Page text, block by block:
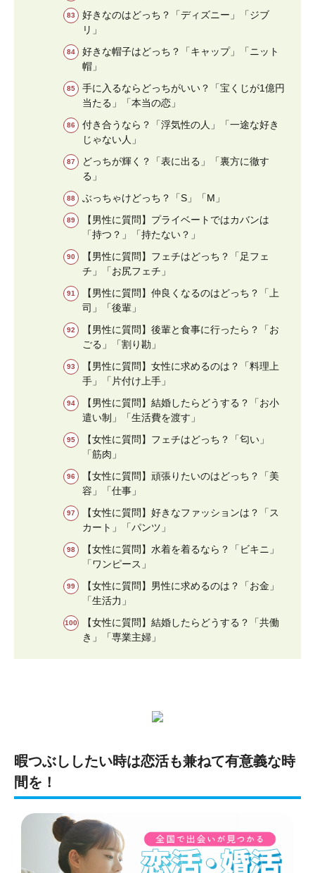
好きなのはどっち？「ディズニー」「ジブ
リ」
好きな帽子はどっち？「キャップ」「ニット
帽」
手に入るならどっちがいい？「宝くじが1億円
当たる」「本当の恋」
付き合うなら？「浮気性の人」「一途な好き
じゃない人」
どっちが輝く？「表に出る」「裏方に徹す
る」
ぶっちゃけどっち？「S」「M」
【男性に質問】プライベートではカバンは
「持つ？」「持たない？」
【男性に質問】フェチはどっち？「足フェ
チ」「お尻フェチ」
【男性に質問】仲良くなるのはどっち？「上
司」「後輩」
【男性に質問】後輩と食事に行ったら？「お
ごる」「割り勘」
【男性に質問】女性に求めるのは？「料理上
手」「片付け上手」
【男性に質問】結婚したらどうする？「お小
遣い制」「生活費を渡す」
【女性に質問】フェチはどっち？「匂い」
「筋肉」
【女性に質問】頑張りたいのはどっち？「美
容」「仕事」
【女性に質問】好きなファッションは？「ス
カート」「パンツ」
【女性に質問】水着を着るなら？「ビキニ」
「ワンピース」
【女性に質問】男性に求めるのは？「お金」
「生活力」
【女性に質問】結婚したらどうする？「共働
き」「専業主婦」
暇つぶししたい時は恋活も兼ねて有意義な時
間を！